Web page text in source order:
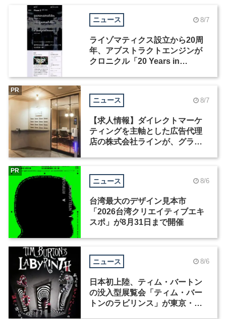
ニュース 8/7
ライゾマティクス設立から20周
年、アブストラクトエンジンが
クロニクル「20 Years in
ニュース 8/7
【求人情報】ダイレクトマーケ
ティングを主軸とした広告代理
店の株式会社ラインが、グラフ
PR
ニュース 8/6
台湾最大のデザイン見本市
「2026台湾クリエイティブエキ
スポ」が8月31日まで開催
PR
ニュース 8/6
日本初上陸、ティム・バートン
の没入型展覧会「ティム・バー
トンのラビリンス」が東京・豊